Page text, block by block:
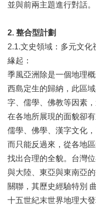
並與前兩主題進行對話。
2. 整合型計劃
2.1.文史領域：多元文
緣起：
季風亞洲除是一個地理
西島定生的歸納，此區
字、儒學、佛教等因素
在各地所展現的面貌卻
儒學、佛學、漢字文化
而只能反過來，從各地
找出合理的全貌。台灣
與大陸、東亞與東南亞
關聯，其歷史經驗特別
十五世紀末世界地理大